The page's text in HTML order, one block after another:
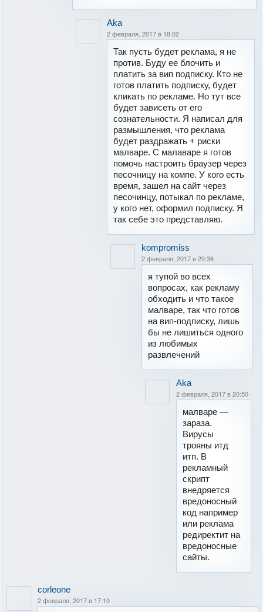
Aka
2 февраля, 2017 в 18:02
Так пусть будет реклама, я не
против. Буду ее блочить и
платить за вип подписку. Кто не
готов платить подписку, будет
кликать по рекламе. Но тут все
будет зависеть от его
сознательности. Я написал для
размышления, что реклама
будет раздражать + риски
малваре. С малаваре я готов
помочь настроить браузер через
песочницу на компе. У кого есть
время, зашел на сайт через
песочинцу, потыкал по рекламе,
у кого нет, оформил подписку. Я
так себе это представляю.
kompromiss
2 февраля, 2017 в 20:36
я тупой во всех
вопросах, как рекламу
обходить и что такое
малваре, так что готов
на вип-подписку, лишь
бы не лишиться одного
из любимых
развлечений
Aka
2 февраля, 2017 в 20:50
малваре —
зараза.
Вирусы
трояны итд
итп. В
рекламный
скрипт
внедряется
вредоносный
код например
или реклама
редиректит на
вредоносные
сайты.
corleone
2 февраля, 2017 в 17:10